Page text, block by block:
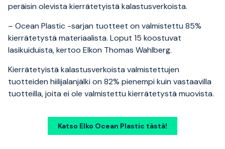
peräisin olevista kierrätetyistä kalastusverkoista.
– Ocean Plastic -sarjan tuotteet on valmistettu 85%
kierrätetystä materiaalista. Loput 15 koostuvat
lasikuiduista, kertoo Elkon Thomas Wahlberg.
Kierrätetyistä kalastusverkoista valmistettujen
tuotteiden hiilijalanjälki on 82% pienempi kuin vastaavilla
tuotteilla, joita ei ole valmistettu kierrätetystä muovista.
Katso Elko Ocean Plastic tästä!